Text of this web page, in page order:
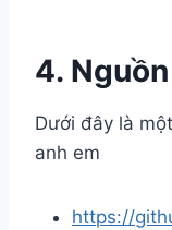
4.
Dưới đây là
anh em
https://